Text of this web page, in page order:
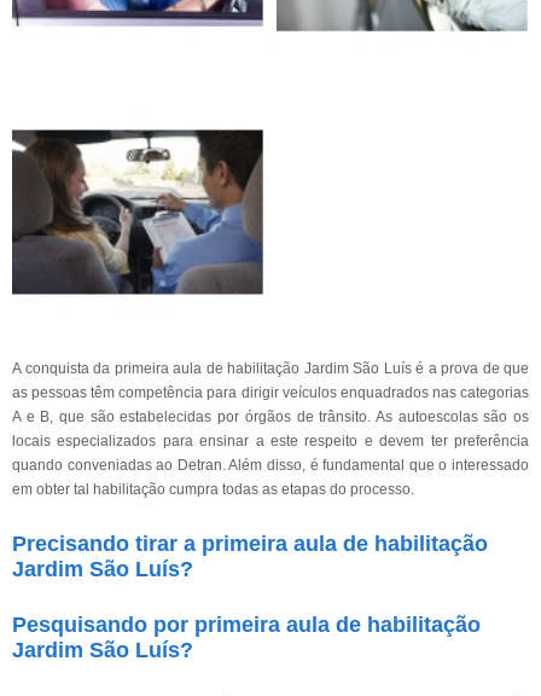
A conquista da primeira aula de habilitação Jardim São Luís é a prova de que
as pessoas têm competência para dirigir veículos enquadrados nas categorias
A e B, que são estabelecidas por órgãos de trânsito. As autoescolas são os
locais especializados para ensinar a este respeito e devem ter preferência
quando conveniadas ao Detran. Além disso, é fundamental que o interessado
em obter tal habilitação cumpra todas as etapas do processo.
Precisando tirar a primeira aula de habilitação
Jardim São Luís?
Pesquisando por primeira aula de habilitação
Jardim São Luís?